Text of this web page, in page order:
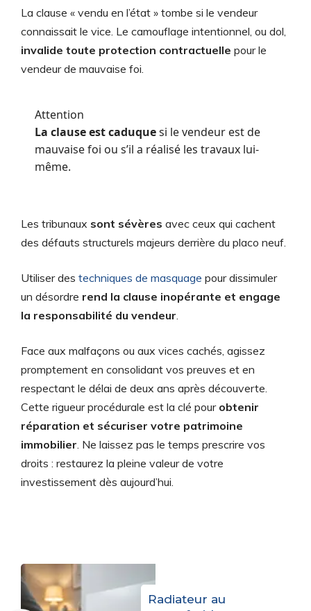
La clause « vendu en l’état » tombe si le vendeur
connaissait le vice. Le camouflage intentionnel, ou dol,
invalide toute protection contractuelle pour le
vendeur de mauvaise foi.
Attention
La clause est caduquesi le vendeur est de
mauvaise foi ou s’il a réalisé les travaux lui-
même.
Les tribunaux sont sévères avec ceux qui cachent
des défauts structurels majeurs derrière du placo neuf.
Utiliser des techniques de masquage pour dissimuler
un désordre rend la clause inopérante et engage
la responsabilité du vendeur
Face aux malfaçons ou aux vices cachés, agissez
promptement en consolidant vos preuves et en
respectant le délai de deux ans après découverte.
Cette rigueur procédurale est la clé pour obtenir
réparation et sécuriser votre patrimoine
immobilier . Ne laissez pas le temps prescrire vos
droits : restaurez la pleine valeur de votre
investissement dès aujourd’hui.
Radiateur au